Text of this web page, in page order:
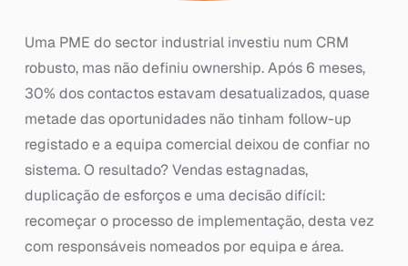
Uma PME do sector industrial investiu num CRM
robusto, mas não definiu ownership. Após 6 meses,
30% dos contactos estavam desatualizados, quase
metade das oportunidades não tinham follow-up
registado e a equipa comercial deixou de confiar no
sistema. O resultado? Vendas estagnadas,
duplicação de esforços e uma decisão difícil:
recomeçar o processo de implementação, desta vez
com responsáveis nomeados por equipa e área.